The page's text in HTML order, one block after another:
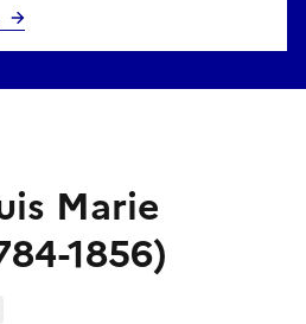
Marie
1856)